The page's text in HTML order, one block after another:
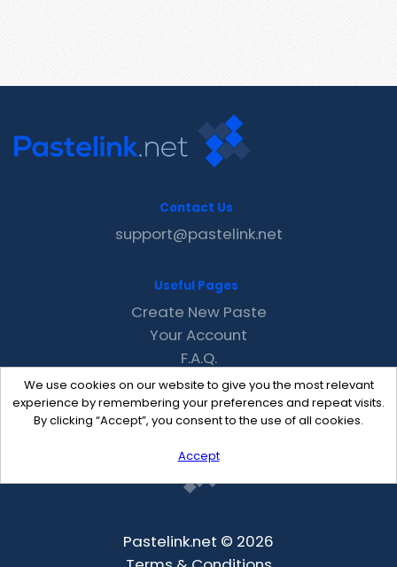
We use cookies on our website to give you the most relevant
experience by remembering your preferences and repeat visits.
By clicking “Accept”, you consent to the use of all cookies.
Accept
Contact Us
support@pastelink.net
Useful Pages
Create New Paste
Your Account
F.A.Q.
Recent
Contact
Pastelink.net © 2026